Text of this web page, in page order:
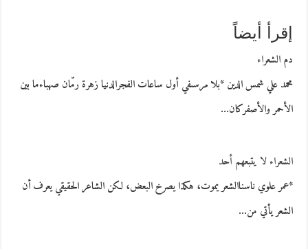
إقرأ أيضاً
دم الشعراء
محمد علي شمس الدين *بلا مرسىفي أول ساعات الفجرالدنيا زهرة رمّان صهباءما بين
الأحمر والأصفركان…
الشعراء لا يتبعهم أحد
*عمر علوي ناسناالشعر يموت، هكذا يصرخ البعض، لكن الشاعر الحقيقي يعرف أن
الشعر يأتي من…